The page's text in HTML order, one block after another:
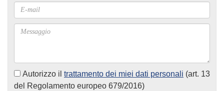
Autorizzo il trattamento dei miei dati personali (art. 13
del Regolamento europeo 679/2016)